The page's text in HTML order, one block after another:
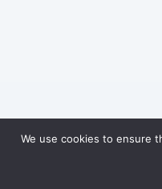
We use cookies to ensure